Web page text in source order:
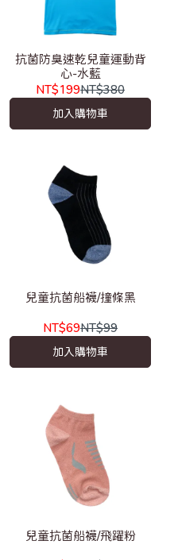
抗菌防臭速乾兒童運動背
心-水藍
NT$199NT$380
加入購物車
兒童抗菌船襪/撞條黑
NT$69NT$99
加入購物車
兒童抗菌船襪/飛躍粉